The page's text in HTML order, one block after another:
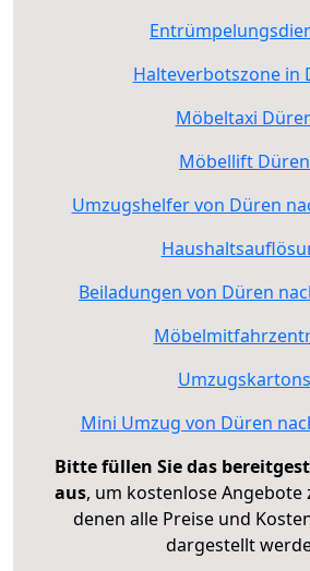
Halteverbotszone in
Möbeltaxi
Möbellift Düren
Umzugshelfer von Düren
Beiladungen von Düren
Umzugskartons
Mini Umzug von Düren
Bitte füllen Sie das
aus, um kostenlose Angebote
denen alle Preise und
dargestellt